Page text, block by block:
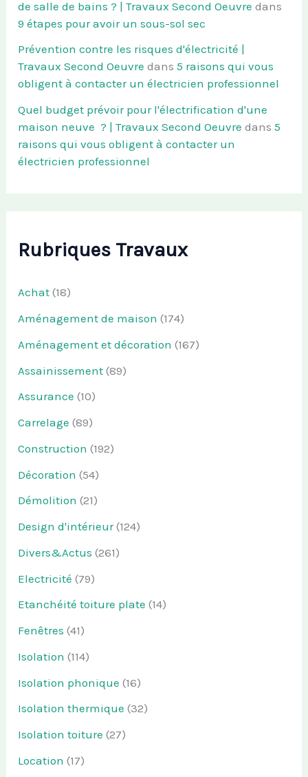
de salle de bains ? | Travaux Second Oeuvre dans
9 étapes pour avoir un sous-sol sec
Prévention contre les risques d'électricité |
Travaux Second Oeuvre dans5 raisons qui vous
obligent à contacter un électricien professionnel
Quel budget prévoir pour l'électrification d'une
maison neuve ? | Travaux Second Oeuvre dans5
raisons qui vous obligent à contacter un
électricien professionnel
Rubriques Travaux
Achat (18)
Aménagement de maison (174)
Aménagement et décoration (167)
Assainissement (89)
Assurance (10)
Carrelage (89)
Construction (192)
Décoration (54)
Démolition (21)
Design d'intérieur(124)
Divers&Actus (261)
Electricité (79)
Etanchéité toiture plate (14)
Fenêtres (41)
Isolation (114)
Isolation phonique (16)
Isolation thermique (32)
Isolation toiture (27)
Location (17)